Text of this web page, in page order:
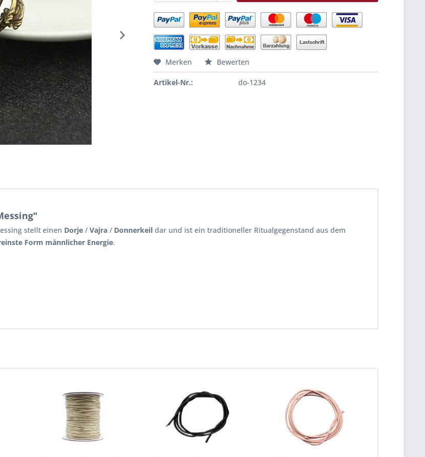
Merken Bewerten
Artikel-Nr.: do-1234
stellt einen Dorje / Vajra / Donnerkeil dar und ist ein traditioneller Ritualgegenstand aus dem
Form männlicher Energie.